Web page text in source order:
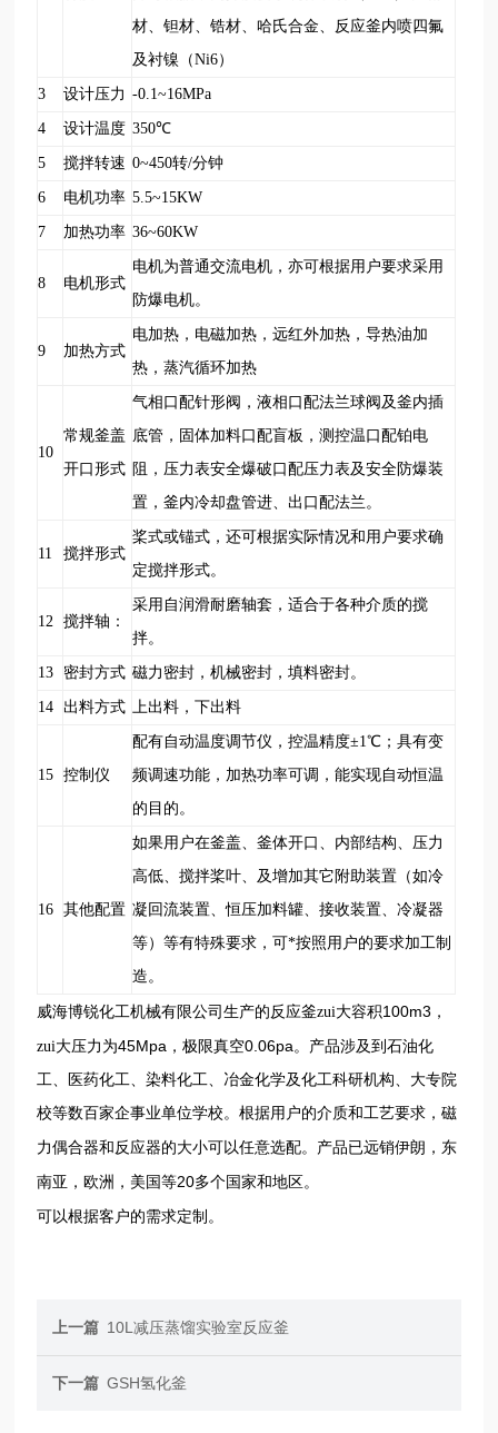
材、钽材、锆材、哈氏合金、反应釜内喷四氟
及衬镍（Ni6）
3 设计压力 -0.1~16MPa
4 设计温度 350℃
5 搅拌转速 0~450转/分钟
6 电机功率 5.5~15KW
7 加热功率 36~60KW
8 电机形式
电机为普通交流电机，亦可根据用户要求采用
防爆电机。
9 加热方式
电加热，电磁加热，远红外加热，导热油加
热，蒸汽循环加热
10
常规釜盖
开口形式
气相口配针形阀，液相口配法兰球阀及釜内插
底管，固体加料口配盲板，测控温口配铂电
阻，压力表安全爆破口配压力表及安全防爆装
置，釜内冷却盘管进、出口配法兰。
11 搅拌形式
桨式或锚式，还可根据实际情况和用户要求确
定搅拌形式。
12 搅拌轴：
采用自润滑耐磨轴套，适合于各种介质的搅
拌。
13 密封方式 磁力密封，机械密封，填料密封。
14 出料方式 上出料，下出料
15 控制仪
配有自动温度调节仪，控温精度±1℃ ；具有变
频调速功能，加热功率可调，能实现自动恒温
的目的。
16 其他配置
如果用户在釜盖、釜体开口、内部结构、压力
高低、搅拌桨叶、及增加其它附助装置（如冷
凝回流装置、恒压加料罐、接收装置、冷凝器
等）等有特殊要求，可*按照用户的要求加工制
造。
威海博锐化工机械有限公司生产的反应釜zui大容积100m3 ，
zui大压力为45Mpa ，极限真空0.06pa 。产品涉及到石油化
工、医药化工、染料化工、冶金化学及化工科研机构、大专院
校等数百家企事业单位学校。根据用户的介质和工艺要求，磁
力偶合器和反应器的大小可以任意选配。 产品已远销伊朗，东
南亚，欧洲，美国等20多个国家和地区。
可以根据客户的需求定制。
上一篇 10L减压蒸馏实验室反应釜
下一篇 GSH氢化釜